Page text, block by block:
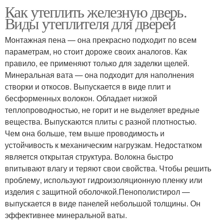
Как утеплить железную дверь.
Виды утеплителя для дверей
Монтажная пена — она прекрасно подходит по всем
параметрам, но стоит дороже своих аналогов. Как
правило, ее применяют только для заделки щелей.
Минеральная вата — она подходит для наполнения
створки и откосов. Выпускается в виде плит и
бесформенных волокон. Обладает низкой
теплопроводностью, не горит и не выделяет вредные
вещества. Выпускаются плиты с разной плотностью.
Чем она больше, тем выше проводимость и
устойчивость к механическим нагрузкам. Недостатком
является открытая структура. Волокна быстро
впитывают влагу и теряют свои свойства. Чтобы решить
проблему, используют гидроизоляционную пленку или
изделия с защитной оболочкой.Пенополистирол —
выпускается в виде панелей небольшой толщины. Он
эффективнее минеральной ваты.